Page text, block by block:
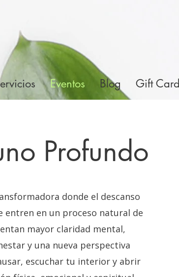
Eventos Blog Gift Card
Profundo
donde el descanso
en un proceso natural de
mayor claridad mental,
y una nueva perspectiva
escuchar tu interior y abrir